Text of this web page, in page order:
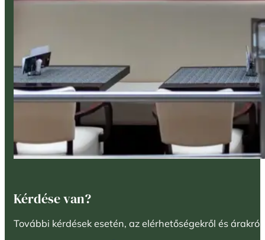
Kérdése van?
További kérdések esetén, az elérhetőségekről és